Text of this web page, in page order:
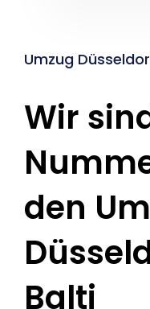
Umzug
Wir
den
Balti